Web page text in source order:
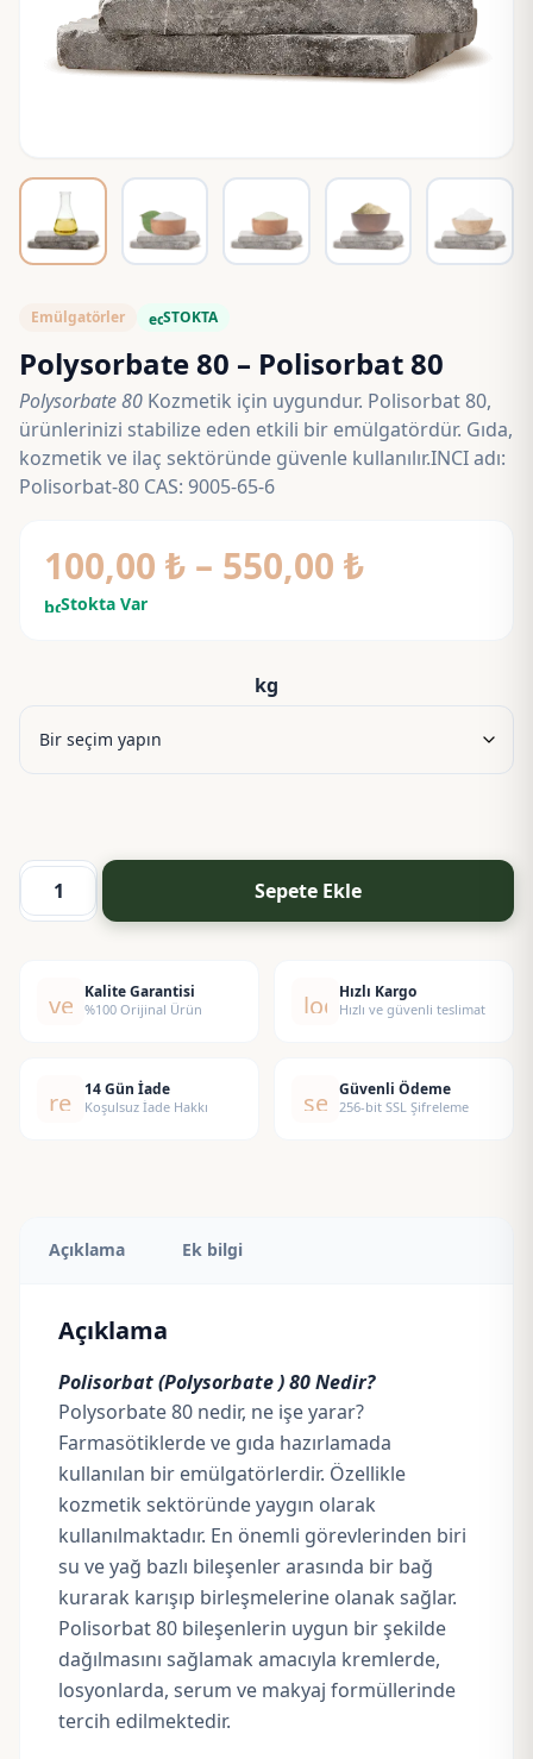
Emülgatörler ecoSTOKTA
Polysorbate 80 – Polisorbat 80
Polysorbate 80 Kozmetik için uygundur. Polisorbat 80,
ürünlerinizi stabilize eden etkili bir emülgatördür. Gıda,
kozmetik ve ilaç sektöründe güvenle kullanılır.INCI adı:
Polisorbat-80 CAS: 9005-65-6
100,00 ₺ – 550,00 ₺Fiyat
-
550,00 ₺
boltStokta Var
kg
Polysorbate
Polisorbat
Sepete Ekle
verified
Kalite Garantisi
%100 Orijinal Ürün local_shipping
Hızlı Kargo
Hızlı ve güvenli teslimat
replay14 Gün İade
Koşulsuz İade Hakkı security
Güvenli Ödeme
256-bit SSL Şifreleme
Açıklama Ek bilgi
Açıklama
Polisorbat (Polysorbate ) 80 Nedir?
Polysorbate 80 nedir, ne işe yarar?
Farmasötiklerde ve gıda hazırlamada
kullanılan bir emülgatörlerdir. Özellikle
kozmetik sektöründe yaygın olarak
kullanılmaktadır. En önemli görevlerinden biri
su ve yağ bazlı bileşenler arasında bir bağ
kurarak karışıp birleşmelerine olanak sağlar.
Polisorbat 80 bileşenlerin uygun bir şekilde
dağılmasını sağlamak amacıyla kremlerde,
losyonlarda, serum ve makyaj formüllerinde
tercih edilmektedir.